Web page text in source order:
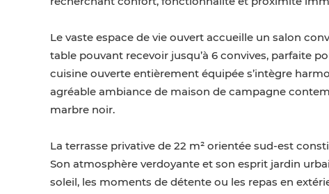
Le vaste espace de vie ouvert accueille un salon
table pouvant recevoir jusqu’à 6 convives, parfaite
cuisine ouverte entièrement équipée s’intègre
agréable ambiance de maison de campagne
marbre noir.
La terrasse privative de 22 m² orientée sud-est
Son atmosphère verdoyante et son esprit jardin
soleil, les moments de détente ou les repas en